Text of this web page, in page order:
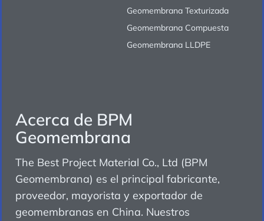
Acerca de BPM
Geomembrana
The Best Project Material Co., Ltd (BPM
Geomembrana) es el principal fabricante,
proveedor, mayorista y exportador de
geomembranas en China. Nuestros
Geomembrana Texturizada
Geomembrana Compuesta
Geomembrana LLDPE